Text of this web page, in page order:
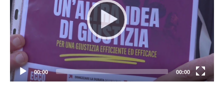
00:00 00:00